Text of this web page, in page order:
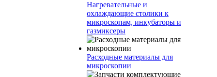
Нагревательные и
охлаждающие столики к
микроскопам, инкубаторы и
газмиксеры
Расходные материалы для
микроскопии